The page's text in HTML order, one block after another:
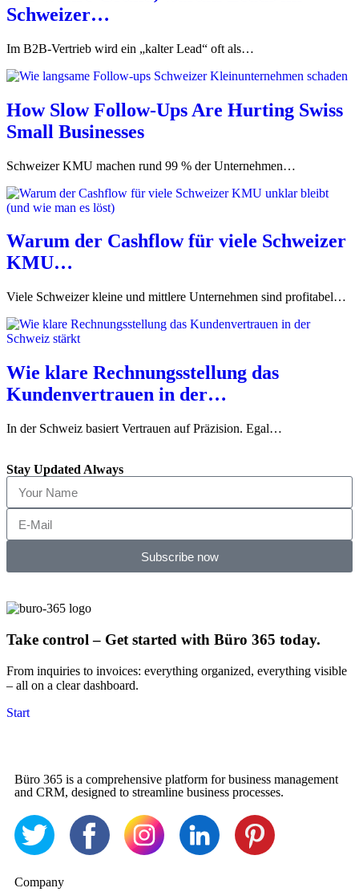
Schweizer…
Im B2B-Vertrieb wird ein „kalter Lead“ oft als…
How Slow Follow-Ups Are Hurting Swiss
Small Businesses
Schweizer KMU machen rund 99 % der Unternehmen…
Warum der Cashflow für viele Schweizer
KMU…
Viele Schweizer kleine und mittlere Unternehmen sind profitabel…
Wie klare Rechnungsstellung das
Kundenvertrauen in der…
In der Schweiz basiert Vertrauen auf Präzision. Egal…
Stay Updated Always
Subscribe now
Take control – Get started with Büro 365 today.
From inquiries to invoices: everything organized, everything visible
– all on a clear dashboard.
Start
Büro 365 is a comprehensive platform for business management
and CRM, designed to streamline business processes.
Company